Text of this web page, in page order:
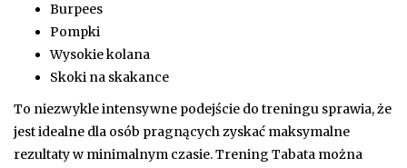
Burpees
Pompki
Wysokie kolana
Skoki na skakance
To niezwykle intensywne podejście do treningu sprawia, że
jest idealne dla osób pragnących zyskać maksymalne
rezultaty w minimalnym czasie. Trening Tabata można